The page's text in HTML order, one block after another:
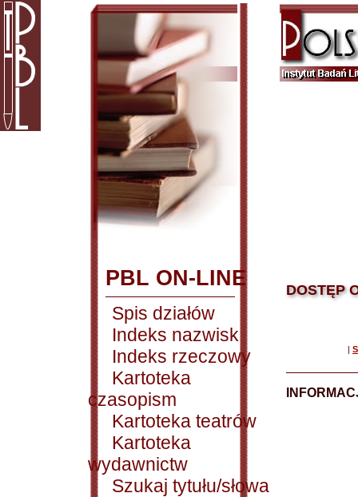
PBL ON-LINE
Spis działów
Indeks nazwisk
Indeks rzeczowy
Kartoteka
czasopism
Kartoteka teatrów
Kartoteka
wydawnictw
Szukaj tytułu/słowa
DOSTĘP
|